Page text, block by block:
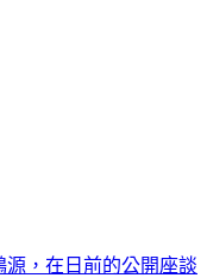
，在日前的公開座談